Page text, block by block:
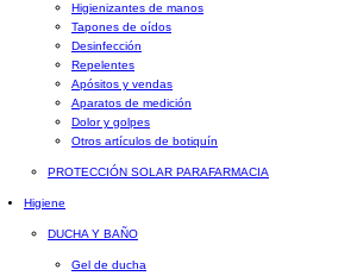
Higienizantes de manos
Tapones de oídos
Desinfección
Repelentes
Apósitos y vendas
Aparatos de medición
Dolor y golpes
Otros artículos de botiquín
PROTECCIÓN SOLAR PARAFARMACIA
Higiene
DUCHA Y BAÑO
Gel de ducha